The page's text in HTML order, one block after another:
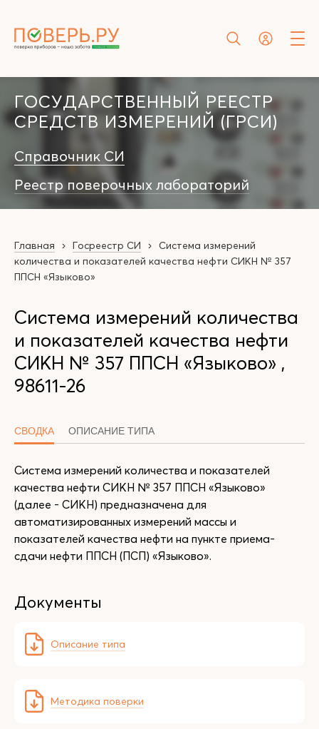
ГОСУДАРСТВЕННЫЙ РЕЕСТР
СРЕДСТВ ИЗМЕРЕНИЙ (ГРСИ)
Справочник СИ
Реестр поверочных лабораторий
Главная Госреестр СИ
Система измерений
количества и показателей качества нефти СИКН № 357
ППСН «Языково»
Система измерений количества
и показателей качества нефти
СИКН № 357 ППСН «Языково» ,
98611-26
СВОДКА ОПИСАНИЕ ТИПА
Система измерений количества и показателей
качества нефти СИКН № 357 ППСН «Языково»
(далее - СИКН) предназначена для
автоматизированных измерений массы и
показателей качества нефти на пункте приема-
сдачи нефти ППСН (ПСП) «Языково».
Документы
Описание типа
Методика поверки